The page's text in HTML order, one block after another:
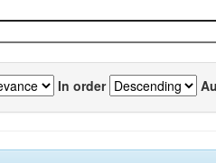
In order